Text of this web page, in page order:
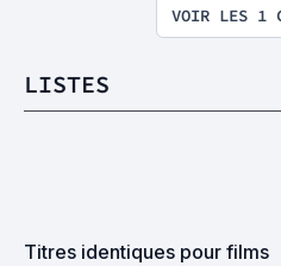
VOIR LES 1
LISTES
Titres identiques pour films